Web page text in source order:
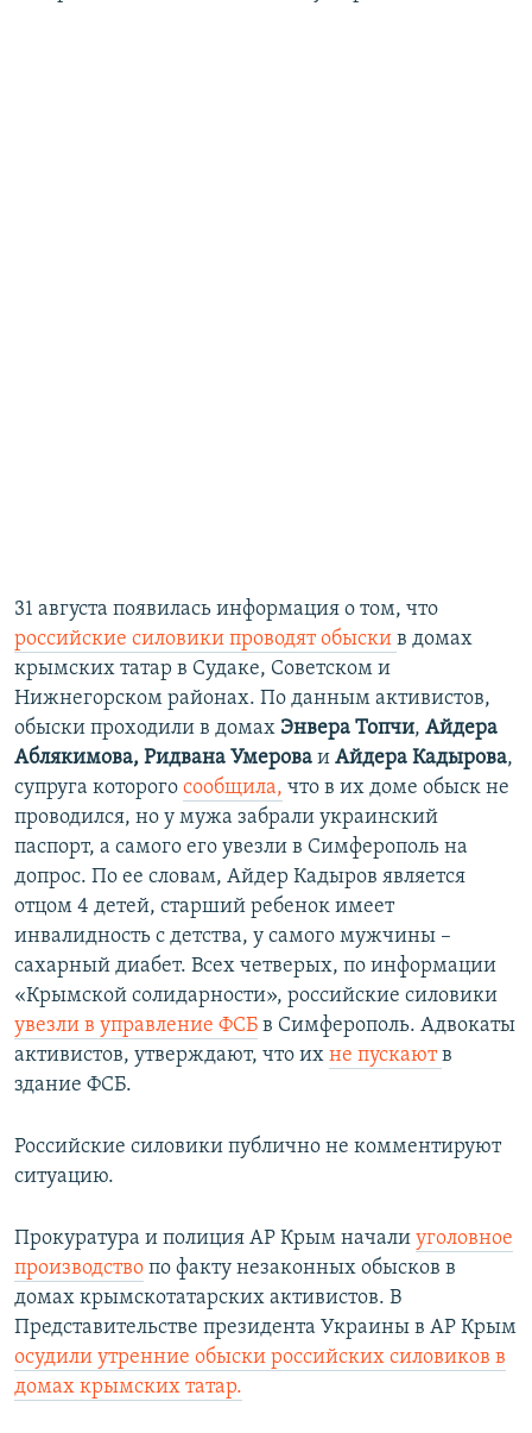
31 августа появилась информация о том, что
российские силовики проводят обыски в домах
крымских татар в Судаке, Советском и
Нижнегорском районах. По данным активистов,
обыски проходили в домах Энвера Топчи, Айдера
Аблякимова, Ридвана Умерова и Айдера Кадырова,
супруга которого сообщила, что в их доме обыск не
проводился, но у мужа забрали украинский
паспорт, а самого его увезли в Симферополь на
допрос. По ее словам, Айдер Кадыров является
отцом 4 детей, старший ребенок имеет
инвалидность с детства, у самого мужчины –
сахарный диабет.​ Всех четверых, по информации
«Крымской солидарности», российские силовики
увезли в управление ФСБ в Симферополь​. ​Адвокаты
активистов, утверждают, что их не пускаютв
здание ФСБ.
Российские силовики публично не комментируют
ситуацию.
Прокуратура и полиция АР Крым начали уголовное
производство по факту незаконных обысков в
домах крымскотатарских активистов. В
Представительстве президента Украины в АР Крым
осудили утренние обыски российских силовиков в
домах крымских татар.